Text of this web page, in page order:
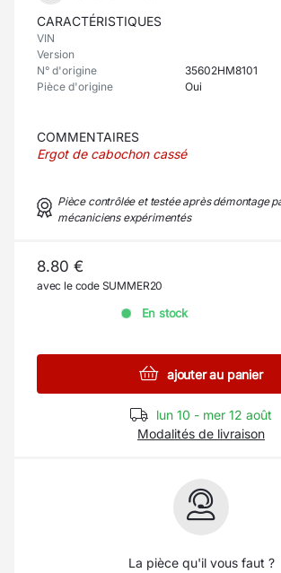
CARACTÉRISTIQUES
VIN
Version
N° d'origine
35602HM8101
Pièce d'origine
Oui
COMMENTAIRES
Ergot de cabochon cassé
Pièce contrôlée et testée après démontage
mécaniciens expérimentés
8.80 €
avec le code SUMMER20
En stock
ajouter au panier
lun 10 - mer 12 août
Modalités de livraison
La pièce qu'il vous faut ?